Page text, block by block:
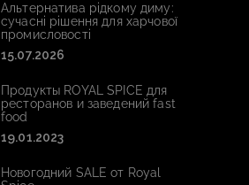
Альтернатива рідкому диму:
сучасні рішення для харчової
промисловості
15.07.2026
Продукты ROYAL SPICE для
ресторанов и заведений fast
food
19.01.2023
Новогодний SALE от Royal